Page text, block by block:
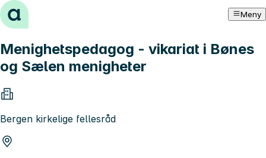
Hopp til innhold Meny
Menighetspedagog - vikariat i Bønes
og Sælen menigheter
Bergen kirkelige fellesråd